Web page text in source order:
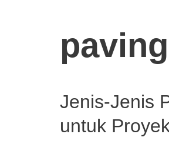
Jenis-Jenis
untuk